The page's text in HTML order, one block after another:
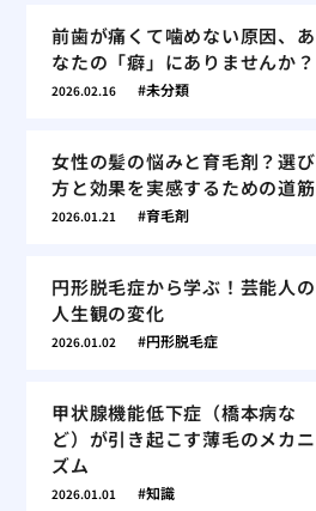
前歯が痛くて噛めない原因、あ
なたの「癖」にありませんか？
2026.02.16 未分類
女性の髪の悩みと育毛剤？選び
方と効果を実感するための道筋
2026.01.21 育毛剤
円形脱毛症から学ぶ！芸能人の
人生観の変化
2026.01.02 円形脱毛症
甲状腺機能低下症（橋本病な
ど）が引き起こす薄毛のメカニ
ズム
2026.01.01 知識